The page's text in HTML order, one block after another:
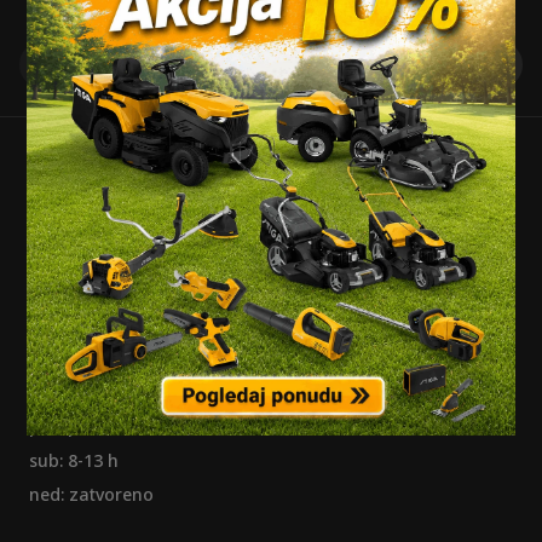
Probe d.o.o.
J. J. Strossmayera 269, Osijek, Hrvatska
+ 385 31 500 130
info@probe.hr
Radno vrijeme:
pon-pet: 7-17 h
sub: 8-13 h
ned: zatvoreno